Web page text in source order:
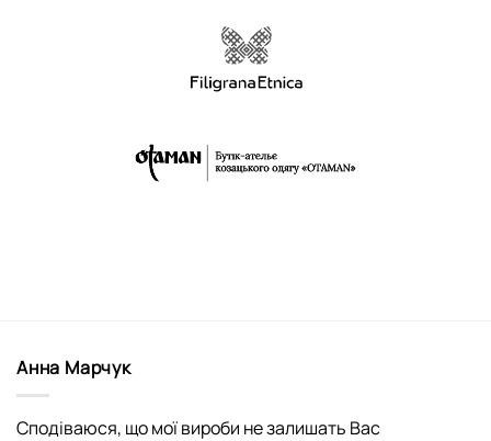
Анна Марчук
Сподіваюся, що мої вироби не залишать Вас